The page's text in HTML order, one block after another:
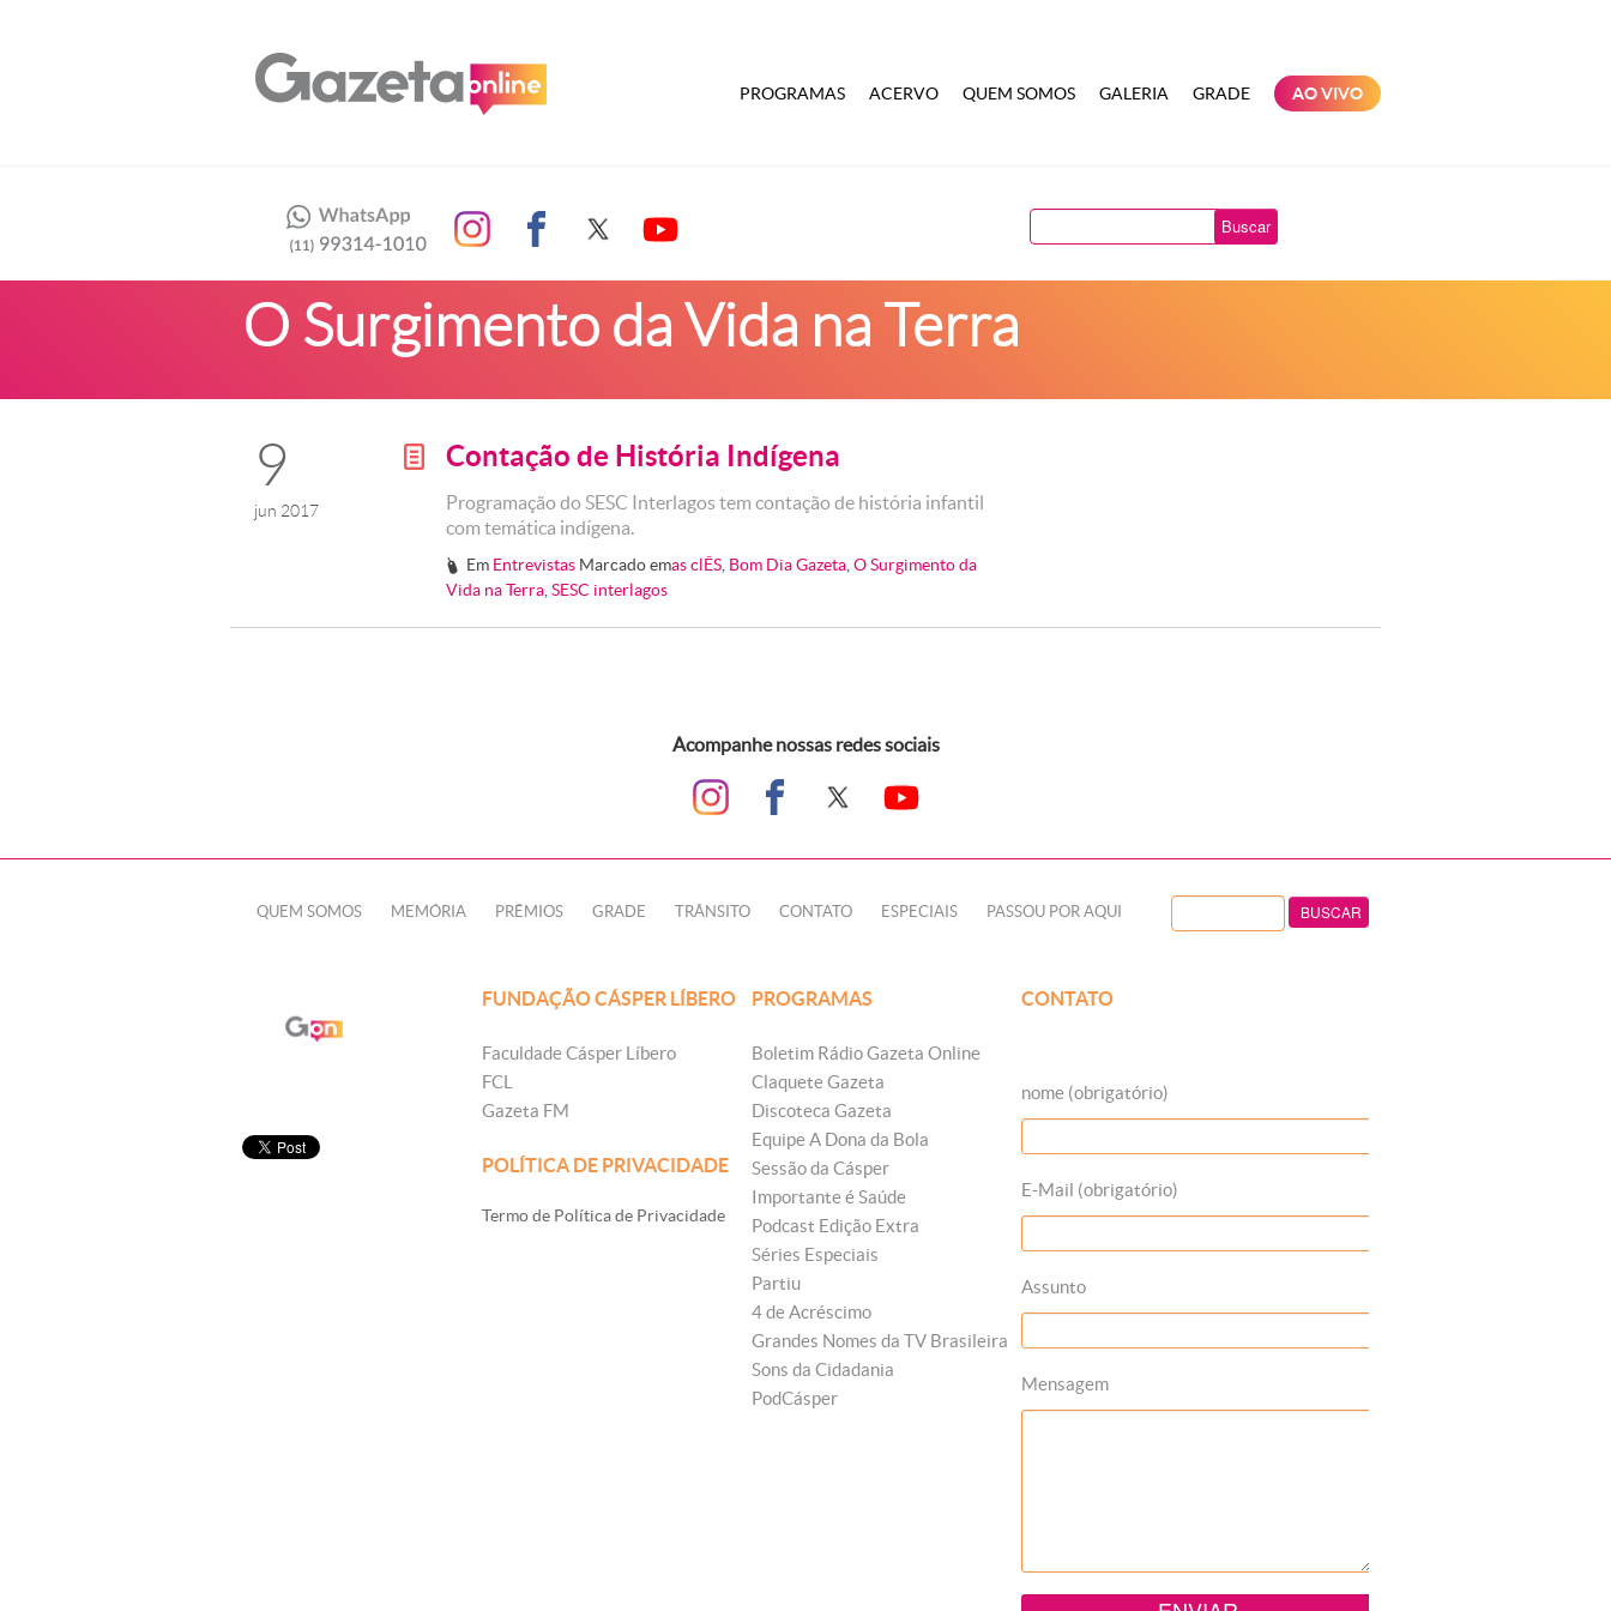
PROGRAMAS ACERVO QUEM SOMOS GALERIA GRADE AO VIVO
Buscar
O Surgimento da Vida na Terra
9
jun 2017
g Contação de História Indígena
Programação do SESC Interlagos tem contação de história infantil
com temática indígena.
# Em Entrevistas Marcado emas clÊS Bom Dia Gazeta ,O Surgimento da
Vida na Terra SESC interlagos
Acompanhe nossas redes sociais
QUEM SOMOS MEMÓRIA PRÊMIOS GRADE TRÂNSITO CONTATO ESPECIAIS PASSOU POR AQUI
FUNDAÇÃO CÁSPER LÍBERO
Faculdade Cásper Líbero
FCL
Gazeta FM
POLÍTICA DE PRIVACIDADE
Termo de Política de Privacidade
PROGRAMAS
Boletim Rádio Gazeta Online
Claquete Gazeta
Discoteca Gazeta
Equipe A Dona da Bola
Sessão da Cásper
Importante é Saúde
Podcast Edição Extra
Séries Especiais
Partiu
4 de Acréscimo
Grandes Nomes da TV Brasileira
Sons da Cidadania
PodCásper
CONTATO
nome (obrigatório)
E-Mail (obrigatório)
Assunto
Mensagem